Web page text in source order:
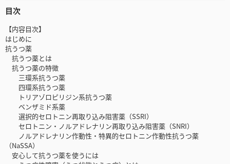
目次
【内容目次】
はじめに
抗うつ薬
抗うつ薬とは
抗うつ薬の特徴
三環系抗うつ薬
四環系抗うつ薬
トリアゾロピリジン系抗うつ薬
ベンザミド系薬
選択的セロトニン再取り込み阻害薬（SSRI）
セロトニン・ノルアドレナリン再取り込み阻害薬（SNRI）
ノルアドレナリン作動性・特異的セロトニン作動性抗うつ薬
（NaSSA）
安心して抗うつ薬を使うには